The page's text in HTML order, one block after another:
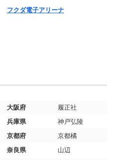
フクダ電子アリーナ
大阪府
履正社
兵庫県
神戸弘陵
京都府
京都橘
奈良県
山辺